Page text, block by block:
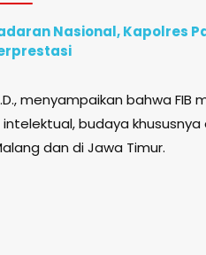
Nasional, Kapolres
menyampaikan bahwa FIB
budaya
dan di Jawa Timur.